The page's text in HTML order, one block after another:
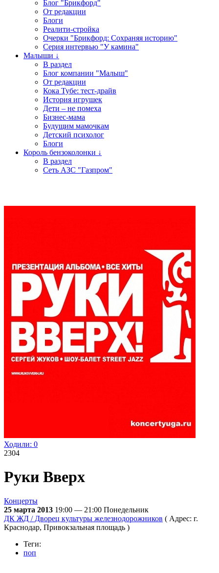
Блог "Брикфорд"
От редакции
Блоги
Реалити-стройка
Очерки "Брикфорд: Сохраняя историю"
Серия интервью "У камина"
Малыши ↓
В раздел
Блог компании "Малыш"
От редакции
Кока Тубе: тест-драйв
История игрушек
Дети – не помеха
Бизнес-мама
Будущим мамочкам
Детский психолог
Блоги
Король бензоколонки ↓
В раздел
Сеть АЗС "Газпром"
Ходили: 0
2304
Руки Вверх
Концерты
25 марта 2013 19:00 — 21:00 Понедельник
ДК ЖД / Дворец культуры железнодорожников ( Адрес: г.
Краснодар, Привокзальная площадь )
Теги:
поп